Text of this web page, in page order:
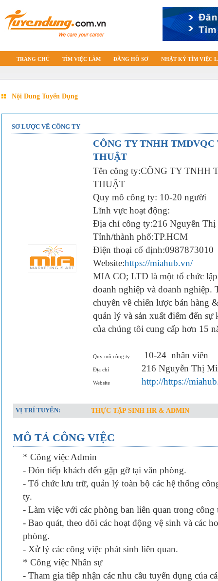
TRANG CHỦ TÌM VIỆC LÀM ĐĂNG HỒ SƠ NHẬT KÝ TÌM VIỆC
Nội Dung Tuyển Dụng
SƠ LƯỢC VỀ CÔNG TY
CÔNG TY TNHH
THUẬT
Tên công ty:CÔNG TY TNHH
THUẬT
Quy mô công ty: 10-20 người
Lĩnh vực hoạt động:
Địa chỉ công ty:216 Nguyễn
Tỉnh/thành phố:TP.HCM
Điện thoại cố định:0987873010
Website:https://miahub.vn/
MIA CO; LTD là một tổ chức
doanh nghiệp và doanh nghiệp.
chuyên về chiến lược bán hàng
quản lý và sản xuất điểm đến
của chúng tôi cung cấp hơn 15
Quy mô công ty 10-24 nhân viên
Địa chỉ 216 Nguyễn Thị
Website http://https://
VỊ TRÍ TUYỂN: THỰC TẬP SINH HR & ADMIN
MÔ TẢ CÔNG VIỆC
* Công việc Admin
- Đón tiếp khách đến gặp gỡ tại văn phòng.
- Tổ chức lưu trữ, quản lý toàn bộ các hệ thống
ty.
- Làm việc với các phòng ban liên quan trong
- Bao quát, theo dõi các hoạt động vệ sinh và các
phòng.
- Xử lý các công việc phát sinh liên quan.
* Công việc Nhân sự
- Tham gia tiếp nhận các nhu cầu tuyển dụng của